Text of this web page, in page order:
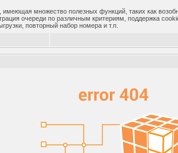
имеющая множество полезных функций, таких как
очереди по различным критериям, поддержка
повторный набор номера и т.п.